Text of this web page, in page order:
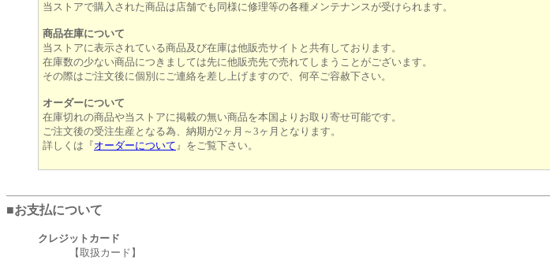
当ストアで購入された商品は店舗でも同様に修理等の各種メンテナンスが受けられます。
商品在庫について
当ストアに表示されている商品及び在庫は他販売サイトと共有しております。
在庫数の少ない商品につきましては先に他販売先で売れてしまうことがございます。
その際はご注文後に個別にご連絡を差し上げますので、何卒ご容赦下さい。
オーダーについて
在庫切れの商品や当ストアに掲載の無い商品を本国よりお取り寄せ可能です。
ご注文後の受注生産となる為、納期が2ヶ月～3ヶ月となります。
詳しくは『オーダーについて 』をご覧下さい。
■お支払について
クレジットカード
【取扱カード】